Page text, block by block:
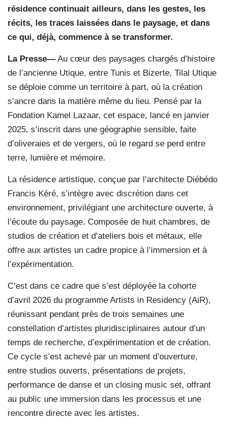
résidence continuait ailleurs, dans les gestes, les
récits, les traces laissées dans le paysage, et dans
ce qui, déjà, commence à se transformer.
La Presse— Au cœur des paysages chargés d’histoire
de l’ancienne Utique, entre Tunis et Bizerte, Tilal Utique
se déploie comme un territoire à part, où la création
s’ancre dans la matière même du lieu. Pensé par la
Fondation Kamel Lazaar, cet espace, lancé en janvier
2025, s’inscrit dans une géographie sensible, faite
d’oliveraies et de vergers, où le regard se perd entre
terre, lumière et mémoire.
La résidence artistique, conçue par l’architecte Diébédo
Francis Kéré, s’intègre avec discrétion dans cet
environnement, privilégiant une architecture ouverte, à
l’écoute du paysage. Composée de huit chambres, de
studios de création et d’ateliers bois et métaux, elle
offre aux artistes un cadre propice à l’immersion et à
l’expérimentation.
C’est dans ce cadre que s’est déployée la cohorte
d’avril 2026 du programme Artists in Residency (AiR),
réunissant pendant près de trois semaines une
constellation d’artistes pluridisciplinaires autour d’un
temps de recherche, d’expérimentation et de création.
Ce cycle s’est achevé par un moment d’ouverture,
entre studios ouverts, présentations de projets,
performance de danse et un closing music set, offrant
au public une immersion dans les processus et une
rencontre directe avec les artistes.